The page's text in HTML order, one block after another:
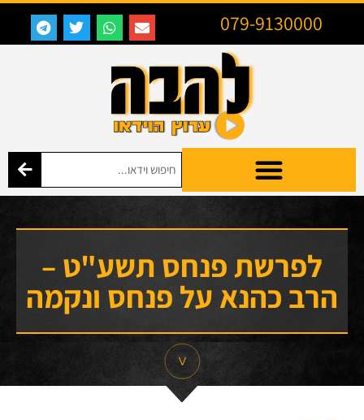
079-9130000
לפרשת פנחס תשע"ט –
הרב כהנא על פנחס ונקמה